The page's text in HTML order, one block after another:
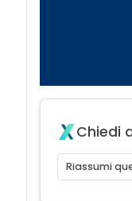
Chiedi
Riassumi